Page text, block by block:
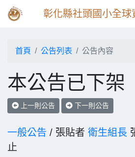
彰化縣社頭國小全球
首頁 公告列表 公告內容
本公告已下架
上一則公告 下一則公告
一般公告 / 張貼者 衛生組長
止